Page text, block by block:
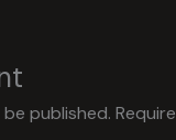
published.